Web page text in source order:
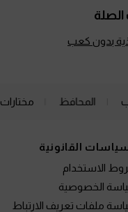
الصلة
بدون كعب
المحافظ
القانونية
الاستخدام
الخصوصية
ملفات تعريف الارتباط